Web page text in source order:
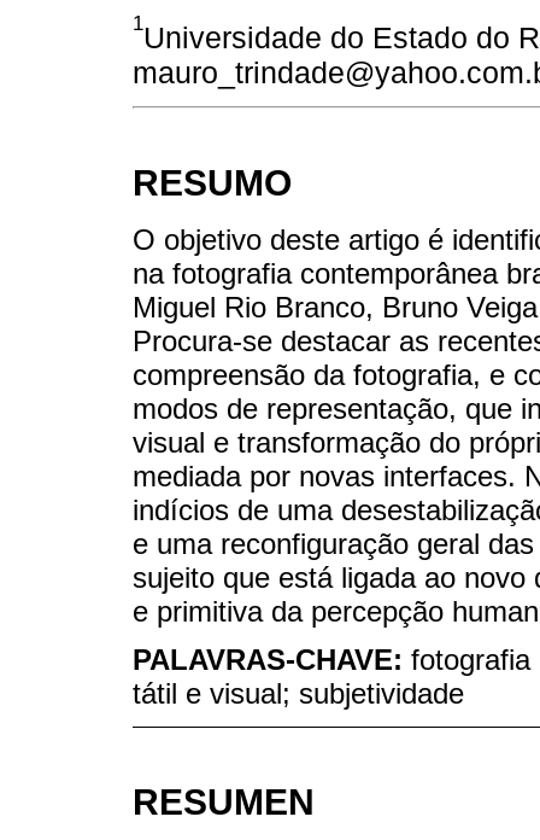
1Universidade do Estado do
RESUMO
O objetivo deste artigo é
na fotografia contemporânea
Miguel Rio Branco, Bruno
Procura-se destacar​​ as
compreensão da fotografia, e
modos de representação, que
visual e transformação do
mediada por novas interfaces.
indícios de uma
e uma reconfiguração geral
sujeito que está ligada ao
e primitiva da percepção
PALAVRAS-CHAVE: fotografia
tátil e visual; subjetividade
RESUMEN